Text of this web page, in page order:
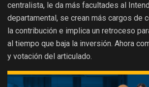
centralista, le da más facultades al
departamental, se crean más cargos de
la contribución e implica un retroceso
al tiempo que baja la inversión. Ahora
y votación del articulado.